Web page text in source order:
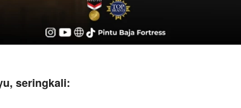
seringkali: